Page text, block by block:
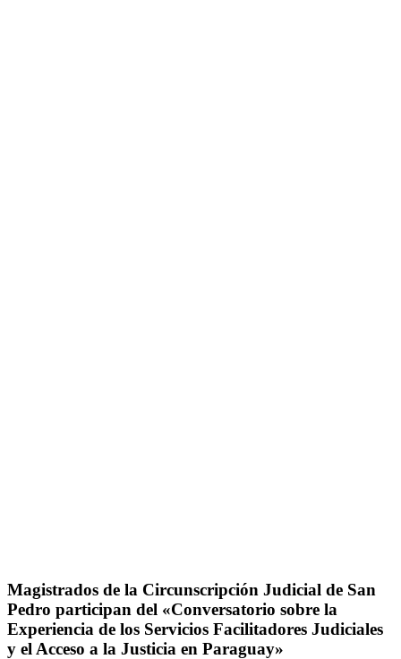
Magistrados de la Circunscripción Judicial de San
Pedro participan del «Conversatorio sobre la
Experiencia de los Servicios Facilitadores Judiciales
y el Acceso a la Justicia en Paraguay»